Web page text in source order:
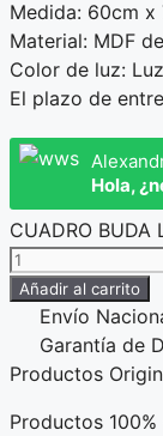
Medida: 60cm x
Material: MDF
Color de luz:
El plazo de
Hola,
CUADRO
Añadir al carrito
Envío
Garantía de
Productos
Productos